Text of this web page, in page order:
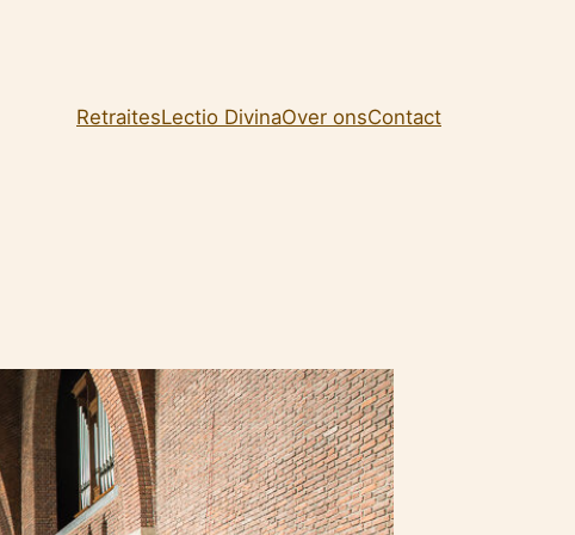
RetraitesLectio DivinaOver onsContact